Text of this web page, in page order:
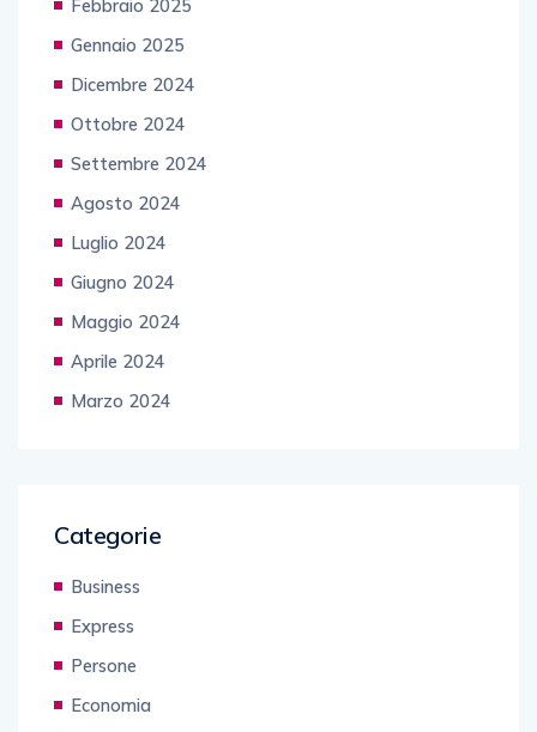
Febbraio 2025
Gennaio 2025
Dicembre 2024
Ottobre 2024
Settembre 2024
Agosto 2024
Luglio 2024
Giugno 2024
Maggio 2024
Aprile 2024
Marzo 2024
Categorie
Business
Express
Persone
Economia